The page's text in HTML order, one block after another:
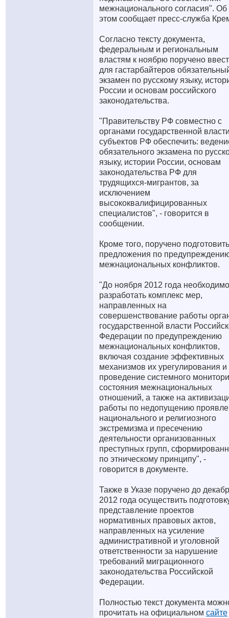
межнационального согласия". Об
этом сообщает пресс-служба
Согласно тексту документа,
федеральным и региональным
властям к ноябрю поручено
для гастарбайтеров
экзамен по русскому языку,
России и основам российского
законодательства.
"Правительству РФ совместно с
органами государственной
субъектов РФ обеспечить:
обязательного экзамена по
языку, истории России, основам
законодательства РФ для
трудящихся-мигрантов, за
исключением
высококвалифицированных
специалистов", - говорится в
сообщении.
Кроме того, поручено подготовить
предложения по
межнациональных конфликтов.
"До ноября 2012 года необходимо
разработать комплекс мер,
направленных на
совершенствование работы
государственной власти
Федерации по предупреждению
межнациональных конфликтов,
включая создание эффективных
механизмов их урегулирования и
проведение системного
состояния межнациональных
отношений, а также на
работы по недопущению
национального и религиозного
экстремизма и пресечению
деятельности организованных
преступных групп,
по этническому принципу", -
говорится в документе.
Также в Указе поручено до
2012 года осуществить
представление проектов
нормативных правовых актов,
направленных на усиление
административной и уголовной
ответственности за нарушение
требований миграционного
законодательства Российской
Федерации.
Полностью текст документа
прочитать на официальном сайте